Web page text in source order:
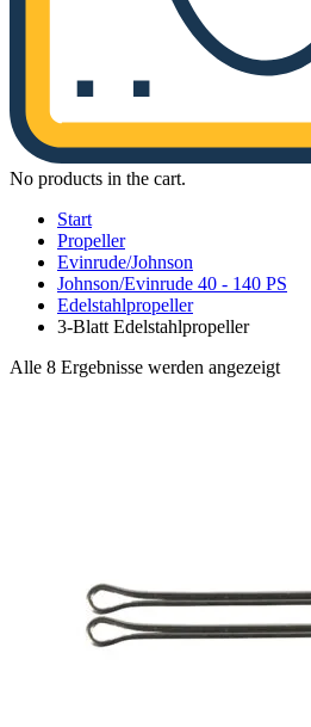
No products in the cart.
Start
Propeller
Evinrude/Johnson
Johnson/Evinrude 40 - 140 PS
Edelstahlpropeller
3-Blatt Edelstahlpropeller
Alle 8 Ergebnisse werden angezeigtNach